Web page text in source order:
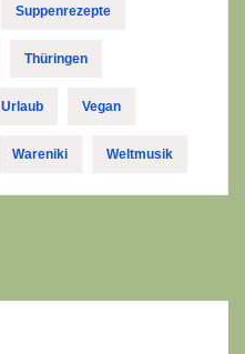
Suppenrezepte
Thüringen
Urlaub Vegan
Wareniki Weltmusik